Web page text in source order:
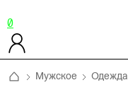
0
Мужское Одежда